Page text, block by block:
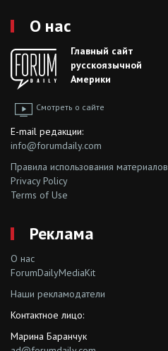
О нас
Главный сайт
русскоязычной
Америки
Смотреть о сайте
E-mail редакции:
info@forumdaily.com
Правила использования материалов
Privacy Policy
Terms of Use
Реклама
О нас
ForumDailyMediaKit
Наши рекламодатели
Контактное лицо:
Марина Баранчук